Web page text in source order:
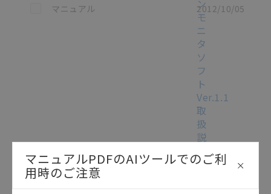
この資料を選択
マニュアル
ン
モ
ニ
タ
ソ
フ
ト
Ver.1.1
取
扱
説
書 /
833D[3.8MB]
2012/10/05
マニュアルPDFのAIツールでのご利
用時のご注意